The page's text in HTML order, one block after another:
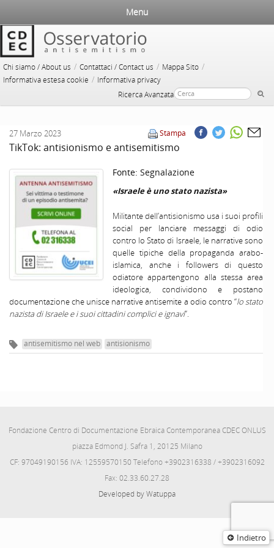
Chi siamo / About us / Contattaci / Contact us / Mappa Sito /
Informativa estesa cookie / Informativa privacy
Ricerca Avanzata
Menu
Indietro
Stampa
27 Marzo 2023
TikTok: antisionismo e antisemitismo
Fonte: Segnalazione
«Israele è uno stato nazista»
Militante dell’antisionismo usa i suoi profili
social per lanciare messaggi di odio
contro lo Stato di Israele, le narrative sono
quelle tipiche della propaganda arabo-
islamica, anche i followers di questo
odiatore appartengono alla stessa area
ideologica, condividono e postano
documentazione che unisce narrative antisemite a odio contro “lo stato
nazista di Israele e i suoi cittadini complici e ignavi”.
antisemitismo nel web antisionismo
Fondazione Centro di Documentazione Ebraica Contemporanea CDEC ONLUS
piazza Edmond J. Safra 1, 20125 Milano
CF: 97049190156 IVA: 12559570150 Telefono +3902316338 / +3902316092
Fax: 02.33.60.27.28
Developed by Watuppa